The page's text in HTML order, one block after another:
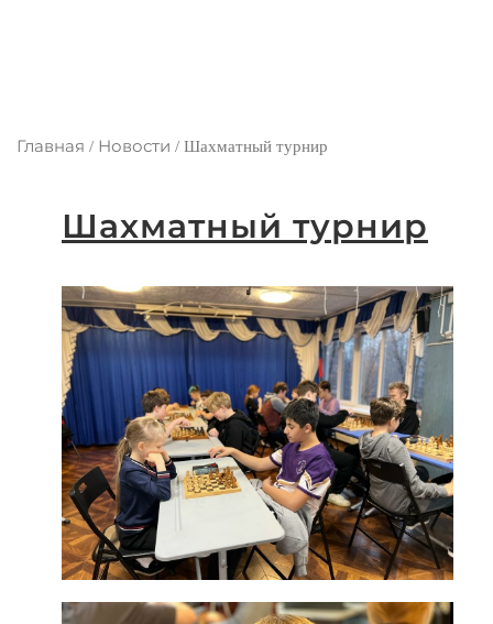
Главная / Новости / Шахматный турнир
Шахматный турнир